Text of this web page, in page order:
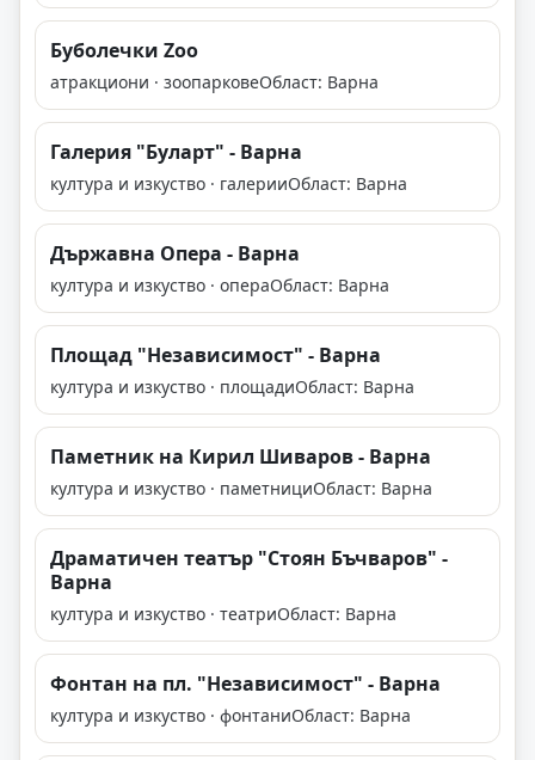
Буболечки Zoo
атракциони · зоопарковеОбласт: Варна
Галерия "Буларт" - Варна
култура и изкуство · галерииОбласт: Варна
Държавна Опера - Варна
култура и изкуство · операОбласт: Варна
Площад "Независимост" - Варна
култура и изкуство · площадиОбласт: Варна
Паметник на Кирил Шиваров - Варна
култура и изкуство · паметнициОбласт: Варна
Драматичен театър "Стоян Бъчваров" -
Варна
култура и изкуство · театриОбласт: Варна
Фонтан на пл. "Независимост" - Варна
култура и изкуство · фонтаниОбласт: Варна